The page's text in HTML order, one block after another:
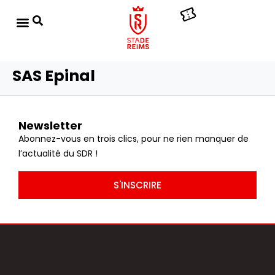
SAS Epinal
Newsletter
Abonnez-vous en trois clics, pour ne rien manquer de
l’actualité du SDR !
S'INSCRIRE